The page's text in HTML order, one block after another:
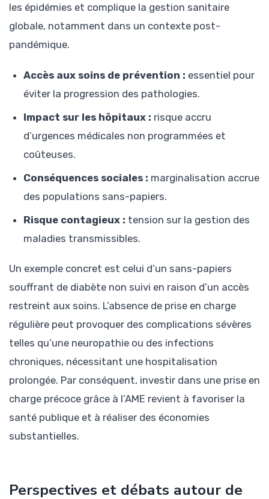
les épidémies et complique la gestion sanitaire
globale, notamment dans un contexte post-
pandémique.
Accès aux soins de prévention : essentiel pour
éviter la progression des pathologies.
Impact sur les hôpitaux : risque accru
d’urgences médicales non programmées et
coûteuses.
Conséquences sociales : marginalisation accrue
des populations sans-papiers.
Risque contagieux : tension sur la gestion des
maladies transmissibles.
Un exemple concret est celui d’un sans-papiers
souffrant de diabète non suivi en raison d’un accès
restreint aux soins. L’absence de prise en charge
régulière peut provoquer des complications sévères
telles qu’une neuropathie ou des infections
chroniques, nécessitant une hospitalisation
prolongée. Par conséquent, investir dans une prise en
charge précoce grâce à l’AME revient à favoriser la
santé publique et à réaliser des économies
substantielles.
Perspectives et débats autour de